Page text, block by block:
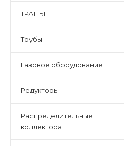
ТРАПЫ
Трубы
Газовое оборудование
Редукторы
Распределительные
коллектора